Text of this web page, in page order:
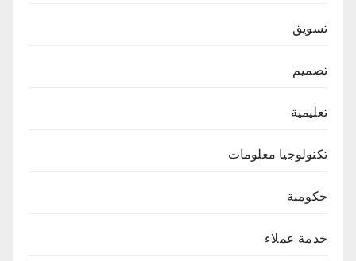
تسويق
تصميم
تعليمية
تكنولوجيا معلومات
حكومية
خدمة عملاء